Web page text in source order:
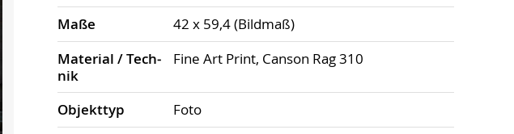
Maße
42 x 59,4 (Bildmaß)
Material / Tech­
nik
Fine Art Print, Canson Rag 310
Objekt­typ
Foto